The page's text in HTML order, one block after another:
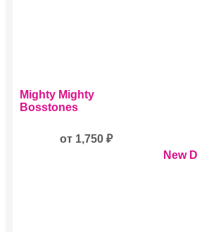
Этот
товар
имеет
вариаций.
Mighty Mighty
Bosstones
от 1,750 ₽
Этот
товар
New